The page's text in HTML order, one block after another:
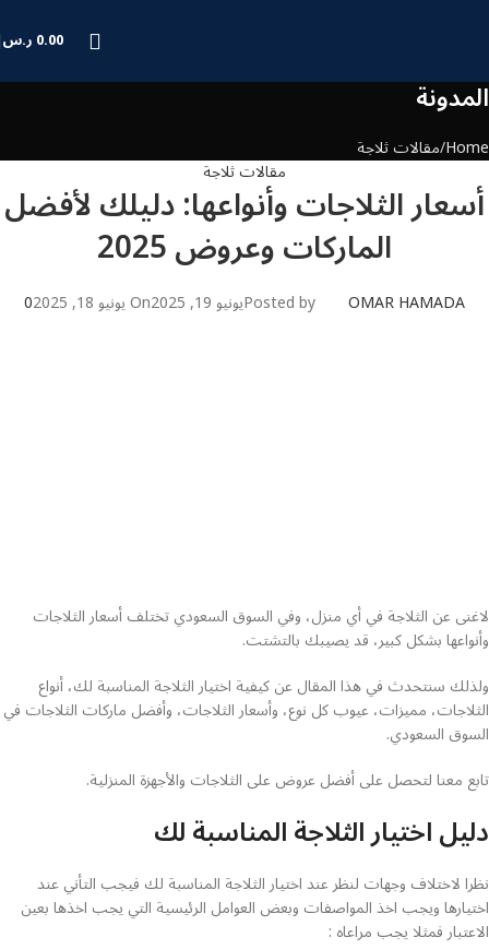
0.00ر.س
المدونة
Home مقالات ثلاجة
مقالات ثلاجة
أسعار الثلاجات وأنواعها: دليلك لأفضل
الماركات وعروض 2025
Posted by OMAR HAMADA يونيو 19, 2025 On يونيو 18, 2025 0
لاغنى عن الثلاجة في أي منزل، وفي السوق السعودي تختلف أسعار الثلاجات
وأنواعها بشكل كبير، قد يصيبك بالتشتت.
ولذلك سنتحدث في هذا المقال عن كيفية اختيار الثلاجة المناسبة لك، أنواع
الثلاجات، مميزات، عيوب كل نوع، وأسعار الثلاجات، وأفضل ماركات الثلاجات في
السوق السعودي.
تابع معنا لتحصل على أفضل عروض على الثلاجات والأجهزة المنزلية.
دليل اختيار الثلاجة المناسبة لك
نظرا لاختلاف وجهات لنظر عند اختيار الثلاجة المناسبة لك فيجب التأني عند
اختيارها ويجب اخذ المواصفات وبعض العوامل الرئيسية التي يجب اخذها بعين
الاعتبار فمثلا يجب مراعاه :